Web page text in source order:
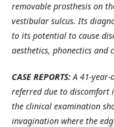
removable prosthesis on
vestibular sulcus. Its
to its potential to cause
aesthetics, phonectics and
CASE REPORTS:A 41-year-
referred due to discomfort
the clinical examination
invagination where the